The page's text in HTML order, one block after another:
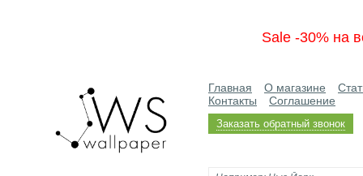
Sale -30% на
Главная О магазине
Контакты
Соглашение
Заказать обратный звонок